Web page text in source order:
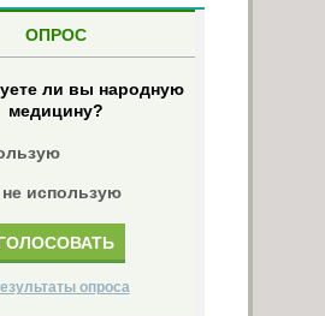
ОПРОС
ли вы народную
медицину?
не использую
опроса